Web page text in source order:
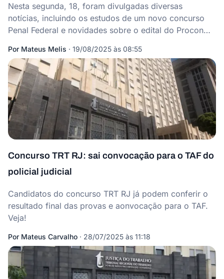
Nesta segunda, 18, foram divulgadas diversas
notícias, incluindo os estudos de um novo concurso
Penal Federal e novidades sobre o edital do Procon
Por Mateus Melis · 19/08/2025 às 08:55
Concurso TRT RJ: sai convocação para o TAF do
policial judicial
Candidatos do concurso TRT RJ já podem conferir o
resultado final das provas e aonvocação para o TAF.
Veja!
Por Mateus Carvalho · 28/07/2025 às 11:18